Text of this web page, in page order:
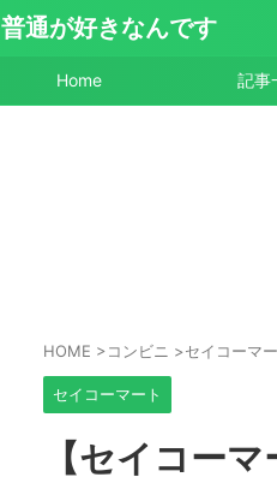
普通が好きなんです
Home 記事
HOME >コンビニ >セイコーマ
セイコーマート
【セイコー